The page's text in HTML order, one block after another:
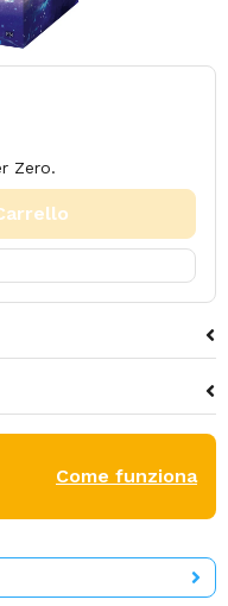
Zero.
Come funziona